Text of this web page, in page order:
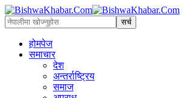
होमपेज
समाचार
देश
अन्तर्राष्ट्रिय
समाज